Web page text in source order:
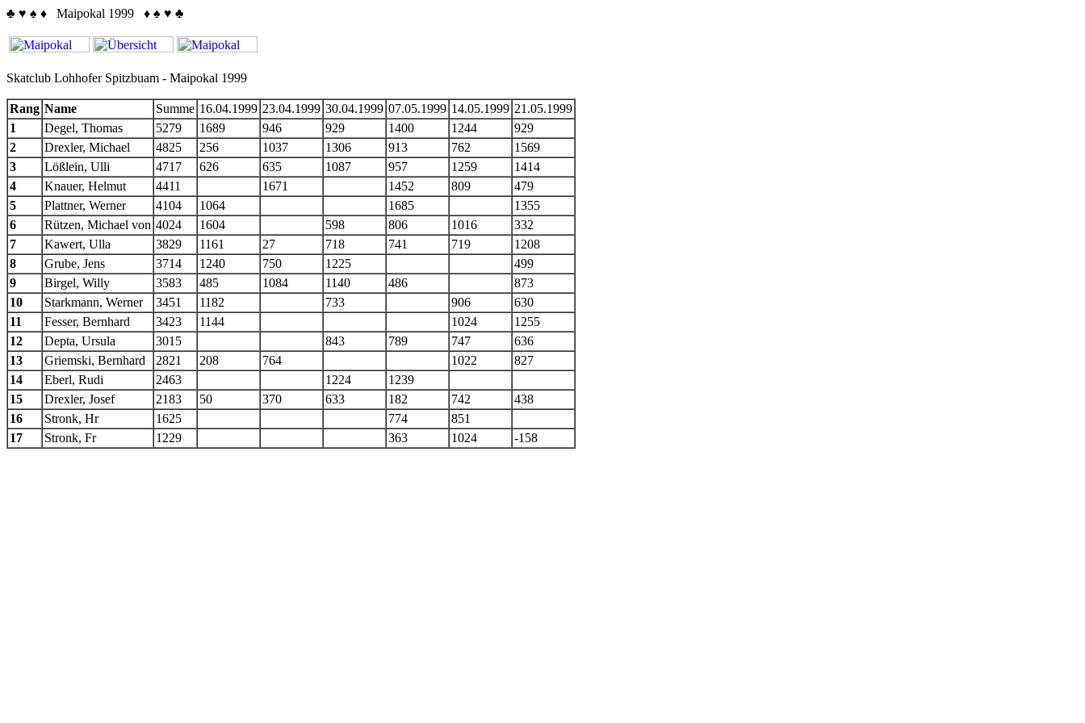
♣ ♥ ♠ ♦ Maipokal 1999 ♦ ♠ ♥ ♣
Skatclub Lohhofer Spitzbuam - Maipokal 1999
Rang Name Summe 16.04.1999 23.04.1999 30.04.1999 07.05.1999 14.05.1999 21.05.1999
1
Degel, Thomas 5279 1689 946 929 1400 1244
929
2
Drexler, Michael 4825 256 1037 1306 913 762
1569
3
Lößlein, Ulli 4717 626 635 1087 957 1259
1414
4
Knauer, Helmut 4411 1671 1452 809
479
5
Plattner, Werner 4104 1064 1685
1355
6
Rützen, Michael von 4024 1604 598 806 1016
332
7
Kawert, Ulla 3829 1161 27 718 741 719
1208
8
Grube, Jens 3714 1240 750 1225
499
9
Birgel, Willy 3583 485 1084 1140 486
873
10
Starkmann, Werner 3451 1182 733 906
630
11
Fesser, Bernhard 3423 1144 1024
1255
12
Depta, Ursula 3015 843 789 747
636
13
Griemski, Bernhard 2821 208 764 1022
827
14
Eberl, Rudi 2463 1224
1239
15
Drexler, Josef 2183 50 370 633 182 742
438
16
Stronk, Hr 1625 774
851
17
Stronk, Fr 1229 363 1024 -158